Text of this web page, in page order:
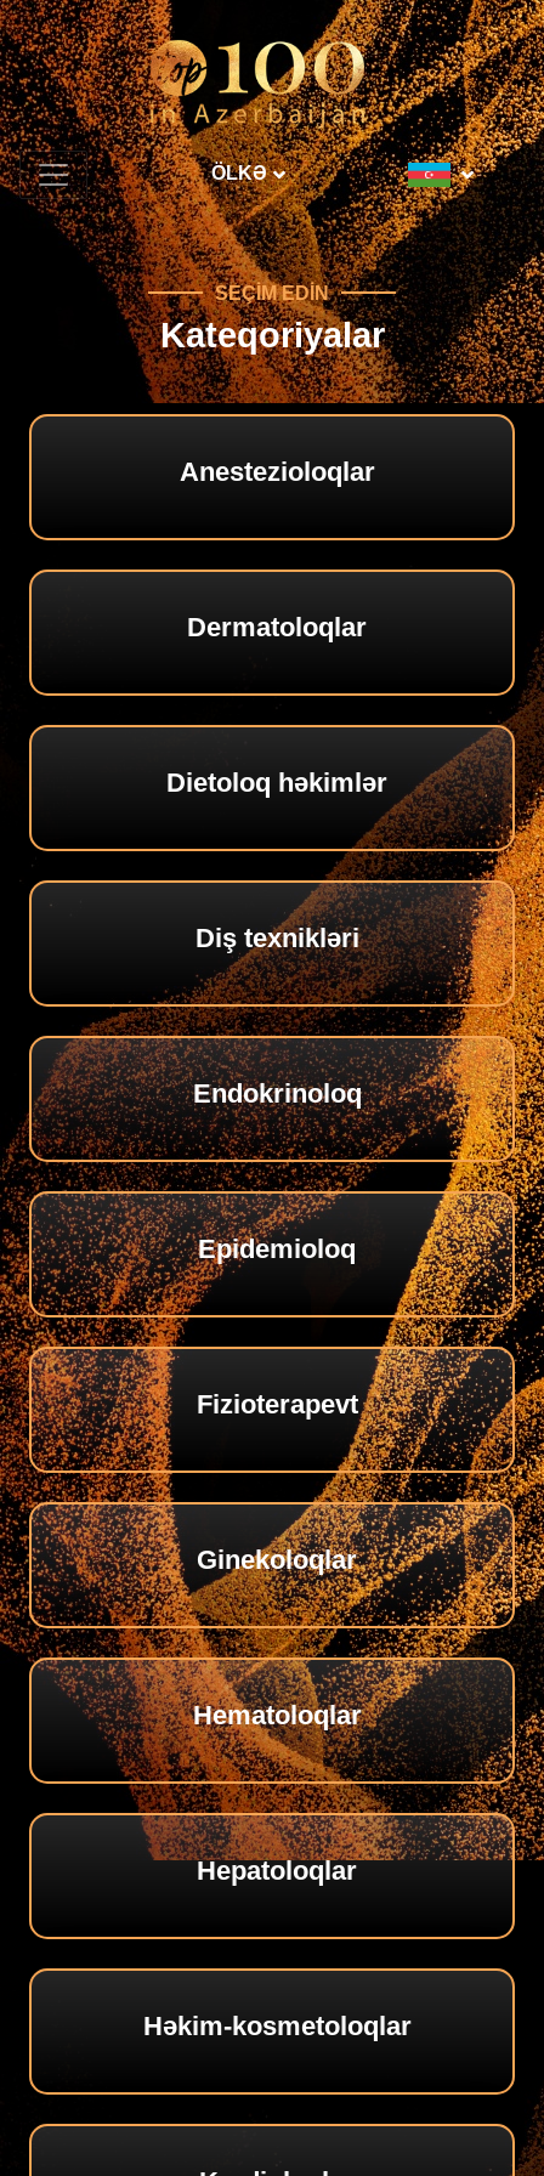
ÖLKƏ
SEÇIM EDIN
Kateqoriyalar
Anestezioloqlar
Dermatoloqlar
Dietoloq həkimlər
Diş texnikləri
Endokrinoloq
Epidemioloq
Fizioterapevt
Ginekoloqlar
Hematoloqlar
Hepatoloqlar
Həkim-kosmetoloqlar